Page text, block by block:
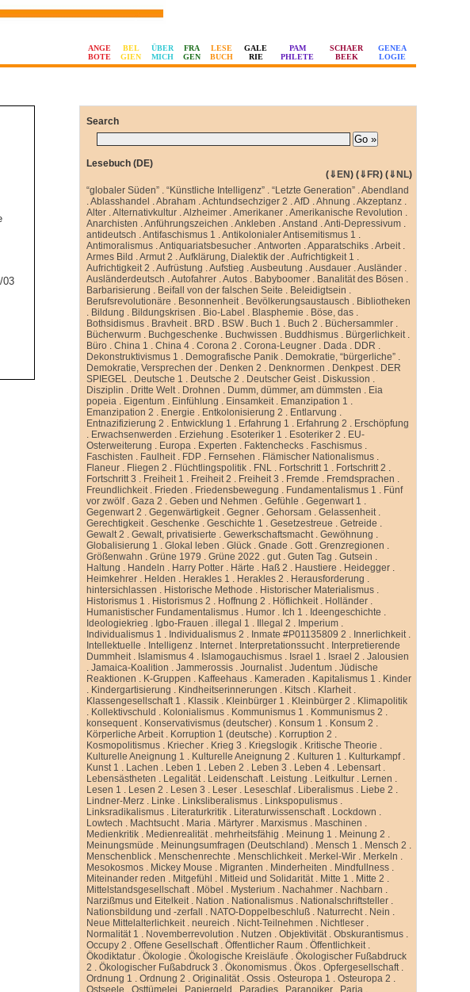
ANGE
BOTE
BEL
GIEN
ÜBER
MICH
FRA
GEN
LESE
BUCH
GALE
RIE
PAM
PHLETE
SCHAER
BEEK
GENEA
LOGIE
03
Search
Lesebuch (DE)
(⇓EN) (⇓FR) (⇓NL)
“globaler Süden” .“Künstliche Intelligenz” .“Letzte Generation” .Abendland
.Ablasshandel .Abraham .Achtundsechziger 2 .AfD .Ahnung .Akzeptanz .
Alter .Alternativkultur .Alzheimer .Amerikaner .Amerikanische Revolution .
Anarchisten .Anführungszeichen .Ankleben .Anstand .Anti-Depressivum .
antideutsch .Antifaschismus 1 .Antikolonialer Antisemitismus 1 .
Antimoralismus .Antiquariatsbesucher .Antworten .Apparatschiks .Arbeit.
Armes Bild .Armut 2 .Aufklärung, Dialektik der .Aufrichtigkeit 1 .
Aufrichtigkeit 2 .Aufrüstung .Aufstieg .Ausbeutung .Ausdauer .Ausländer .
Ausländerdeutsch .Autofahrer .Autos . Babyboomer . Banalität des Bösen .
Barbarisierung . Beifall von der falschen Seite . Beleidigtsein .
Berufsrevolutionäre . Besonnenheit. Bevölkerungsaustausch . Bibliotheken
. Bildung . Bildungskrisen . Bio-Label . Blasphemie . Böse, das .
Bothsidismus . Bravheit. BRD . BSW. Buch 1 . Buch 2 . Büchersammler .
Bücherwurm . Buchgeschenke . Buchwissen . Buddhismus . Bürgerlichkeit.
Büro .China 1 .China 4 .Corona 2 .Corona-Leugner . Dada . DDR .
Dekonstruktivismus 1 . Demografische Panik . Demokratie, “bürgerliche” .
Demokratie, Versprechen der . Denken 2 . Denknormen . Denkpest. DER
SPIEGEL . Deutsche 1 . Deutsche 2 . Deutscher Geist. Diskussion .
Disziplin . Dritte Welt. Drohnen . Dumm, dümmer, am dümmsten . Eia
popeia . Eigentum . Einfühlung . Einsamkeit. Emanzipation 1 .
Emanzipation 2 . Energie . Entkolonisierung 2 . Entlarvung .
Entnazifizierung 2 . Entwicklung 1 . Erfahrung 1 . Erfahrung 2 . Erschöpfung
. Erwachsenwerden . Erziehung . Esoteriker 1 . Esoteriker 2 . EU-
Osterweiterung . Europa . Experten . Faktenchecks . Faschismus .
Faschisten . Faulheit. FDP . Fernsehen . Flämischer Nationalismus .
Flaneur . Fliegen 2 . Flüchtlingspolitik . FNL . Fortschritt 1 . Fortschritt 2 .
Fortschritt 3 . Freiheit 1 . Freiheit 2 . Freiheit 3 . Fremde . Fremdsprachen .
Freundlichkeit. Frieden . Friedensbewegung . Fundamentalismus 1 . Fünf
vor zwölf.Gaza 2 .Geben und Nehmen .Gefühle .Gegenwart 1 .
Gegenwart 2 .Gegenwärtigkeit.Gegner .Gehorsam .Gelassenheit.
Gerechtigkeit.Geschenke .Geschichte 1 .Gesetzestreue .Getreide .
Gewalt 2 .Gewalt, privatisierte .Gewerkschaftsmacht.Gewöhnung .
Globalisierung 1 .Glokal leben .Glück .Gnade .Gott.Grenzregionen .
Größenwahn .Grüne 1979 .Grüne 2022 .gut.Guten Tag .Gutsein .
Haltung . Handeln . Harry Potter . Härte . Haß 2 . Haustiere . Heidegger .
Heimkehrer . Helden . Herakles 1 . Herakles 2 . Herausforderung .
hintersichlassen . Historische Methode . Historischer Materialismus .
Historismus 1 . Historismus 2 . Hoffnung 2 . Höflichkeit. Holländer .
Humanistischer Fundamentalismus . Humor . Ich 1 . Ideengeschichte .
Ideologiekrieg . Igbo-Frauen .illegal 1 . Illegal 2 . Imperium .
Individualismus 1 . Individualismus 2 . Inmate #P01135809 2 . Innerlichkeit.
Intellektuelle . Intelligenz . Internet. Interpretationssucht. Interpretierende
Dummheit. Islamismus 4 . Islamogauchismus . Israel 1 . Israel 2 .Jalousien
.Jamaica-Koalition .Jammerossis .Journalist.Judentum .Jüdische
Reaktionen . K-Gruppen . Kaffeehaus . Kameraden . Kapitalismus 1 . Kinder
. Kindergartisierung . Kindheitserinnerungen . Kitsch . Klarheit.
Klassengesellschaft 1 . Klassik . Kleinbürger 1 . Kleinbürger 2 . Klimapolitik
. Kollektivschuld . Kolonialismus . Kommunismus 1 . Kommunismus 2 .
konsequent. Konservativismus (deutscher) . Konsum 1 . Konsum 2 .
Körperliche Arbeit. Korruption 1 (deutsche) . Korruption 2 .
Kosmopolitismus . Kriecher . Krieg 3 . Kriegslogik . Kritische Theorie .
Kulturelle Aneignung 1 . Kulturelle Aneignung 2 . Kulturen 1 . Kulturkampf.
Kunst 1 . Lachen . Leben 1 . Leben 2 . Leben 3 . Leben 4 . Lebensart.
Lebensästheten . Legalität. Leidenschaft. Leistung . Leitkultur . Lernen .
Lesen 1 . Lesen 2 . Lesen 3 . Leser . Leseschlaf. Liberalismus . Liebe 2 .
Lindner-Merz . Linke . Linksliberalismus . Linkspopulismus .
Linksradikalismus . Literaturkritik . Literaturwissenschaft. Lockdown .
Lowtech . Machtsucht. Maria . Märtyrer . Marxismus . Maschinen .
Medienkritik . Medienrealität.mehrheitsfähig . Meinung 1 . Meinung 2 .
Meinungsmüde . Meinungsumfragen (Deutschland) . Mensch 1 . Mensch 2 .
Menschenblick . Menschenrechte . Menschlichkeit. Merkel-Wir . Merkeln .
Mesokosmos . Mickey Mouse . Migranten . Minderheiten . Mindfullness .
Miteinander reden . Mitgefühl . Mitleid und Solidarität. Mitte 1 . Mitte 2 .
Mittelstandsgesellschaft. Möbel . Mysterium . Nachahmer . Nachbarn .
Narzißmus und Eitelkeit. Nation . Nationalismus . Nationalschriftsteller .
Nationsbildung und -zerfall
. NATO-Doppelbeschluß . Naturrecht. Nein .
Neue Mittelalterlichkeit.neureich . Nicht-Teilnehmen . Nichtleser .
Normalität 1 . Novemberrevolution . Nutzen .Objektivität.Obskurantismus .
Occupy 2 .Offene Gesellschaft.Öffentlicher Raum .Öffentlichkeit.
Ökodiktatur .Ökologie .Ökologische Kreisläufe .Ökologischer Fußabdruck
2 .Ökologischer Fußabdruck 3 .Ökonomismus .Ökos .Opfergesellschaft.
Ordnung 1 .Ordnung 2 .Originalität.Ossis .Osteuropa 1 .Osteuropa 2 .
Ostseele .Osttümelei . Papiergeld . Paradies . Paranoiker . Paria .